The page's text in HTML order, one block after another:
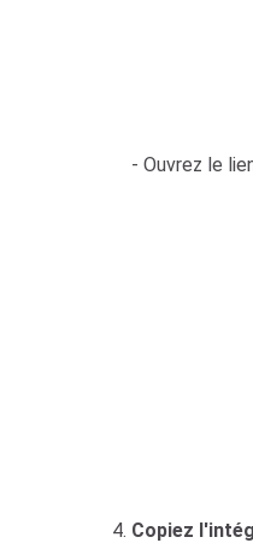
- Ouvrez le
Copiez